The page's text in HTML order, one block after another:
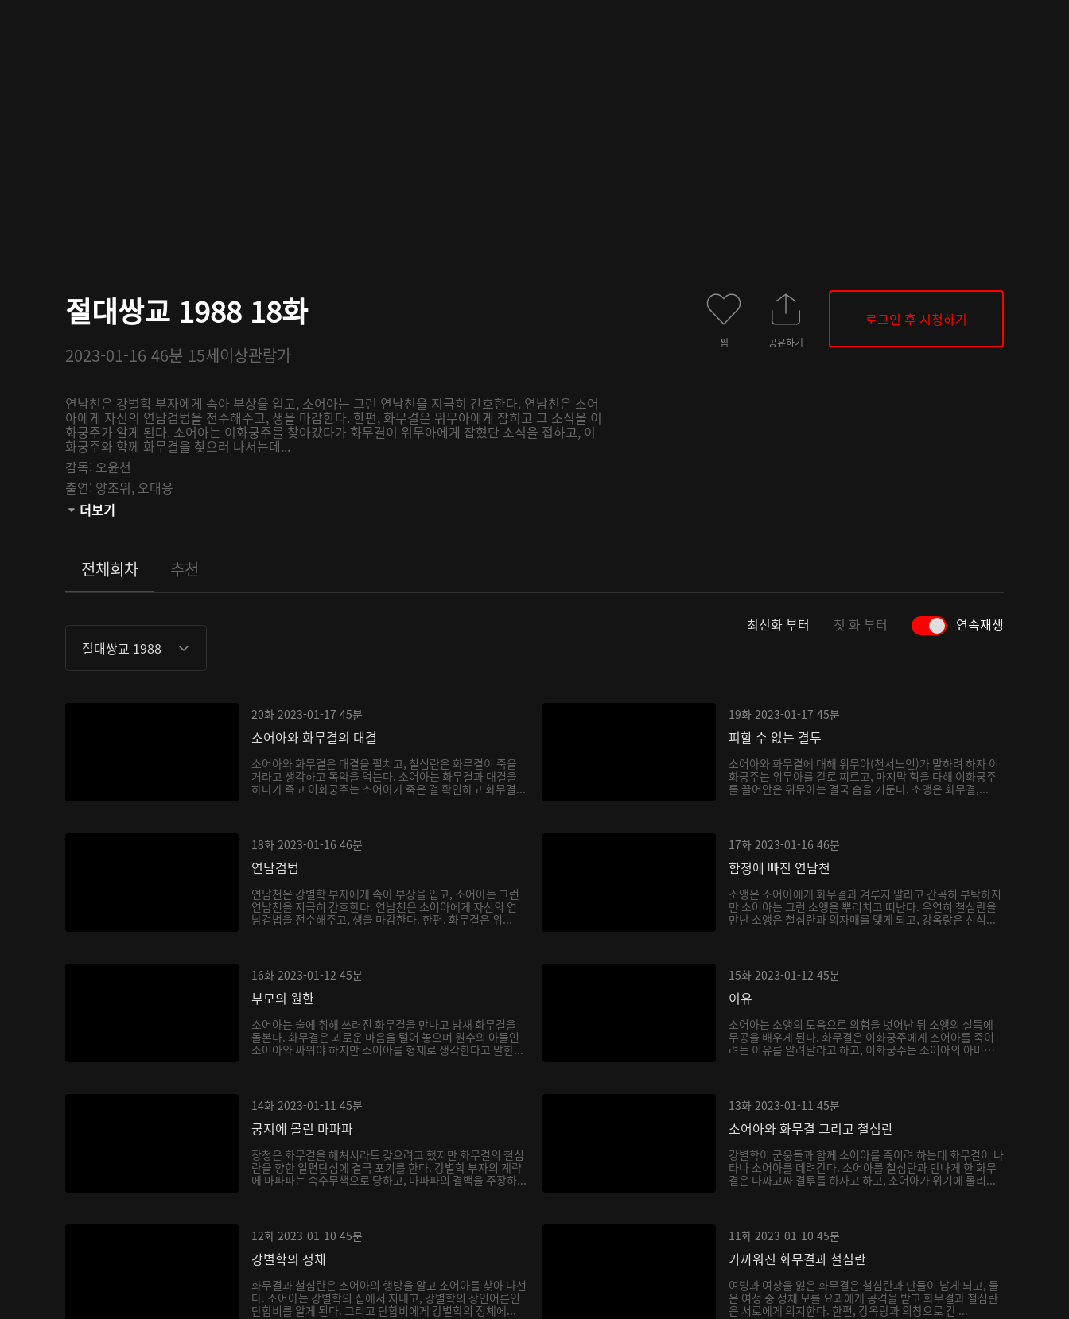
절대쌍교 1988 18화
2023-01-16 46분 15세이상관람가
연남천은 강별학 부자에게 속아 부상을 입고, 소어아는 그런 연남천을 지극히 간호한다. 연남천은 소어
아에게 자신의 연남검법을 전수해주고, 생을 마감한다. 한편, 화무결은 위무아에게 잡히고 그 소식을 이
화궁주가 알게 된다. 소어아는 이화궁주를 찾아갔다가 화무결이 위무아에게 잡혔단 소식을 접하고, 이
화궁주와 함께 화무결을 찾으러 나서는데...
감독: 오윤천
출연: 양조위, 오대융
관람등급:
더보기
찜 공유하기
로그인 후 시청하기
전체회차 추천
절대쌍교 1988
최신화 부터 첫 화 부터 연속재생
20화 2023-01-17 45분
소어아와 화무결의 대결
소어아와 화무결은 대결을 펼치고, 철심란은 화무결이 죽을
거라고 생각하고 독약을 먹는다. 소어아는 화무결과 대결을
하다가 죽고 이화궁주는 소어아가 죽은 걸 확인하고 화무결...
19화 2023-01-17 45분
피할 수 없는 결투
소어아와 화무결에 대해 위무아(천서노인)가 말하려 하자 이
화궁주는 위무아를 칼로 찌르고, 마지막 힘을 다해 이화궁주
를 끌어안은 위무아는 결국 숨을 거둔다. 소앵은 화무결,...
18화 2023-01-16 46분
연남검법
연남천은 강별학 부자에게 속아 부상을 입고, 소어아는 그런
연남천을 지극히 간호한다. 연남천은 소어아에게 자신의 연
남검법을 전수해주고, 생을 마감한다. 한편, 화무결은 위...
17화 2023-01-16 46분
함정에 빠진 연남천
소앵은 소어아에게 화무결과 겨루지 말라고 간곡히 부탁하지
만 소어아는 그런 소앵을 뿌리치고 떠난다. 우연히 철심란을
만난 소앵은 철심란과 의자매를 맺게 되고, 강옥랑은 신석...
16화 2023-01-12 45분
부모의 원한
소어아는 술에 취해 쓰러진 화무결을 만나고 밤새 화무결을
돌본다. 화무결은 괴로운 마음을 털어 놓으며 원수의 아들인
소어아와 싸워야 하지만 소어아를 형제로 생각한다고 말한...
15화 2023-01-12 45분
이유
소어아는 소앵의 도움으로 의험을 벗어난 뒤 소앵의 설득에
무공을 배우게 된다. 화무결은 이화궁주에게 소어아를 죽이
려는 이유를 알려달라고 하고, 이화궁주는 소어아의 아버지
14화 2023-01-11 45분
궁지에 몰린 마파파
장청은 화무결을 해쳐서라도 갖으려고 했지만 화무결의 철심
란을 향한 일편단심에 결국 포기를 한다. 강별학 부자의 계략
에 마파파는 속수무책으로 당하고, 마파파의 결백을 주장하...
13화 2023-01-11 45분
소어아와 화무결 그리고 철심란
강별학이 군웅들과 함께 소어아를 죽이려 하는데 화무결이 나
타나 소어아를 데려간다. 소어아를 철심란과 만나게 한 화무
결은 다짜고짜 결투를 하자고 하고, 소어아가 위기에 몰리...
12화 2023-01-10 45분
강별학의 정체
화무결과 철심란은 소어아의 행방을 알고 소어아를 찾아 나선
다. 소어아는 강별학의 집에서 지내고, 강별학의 장인어른인
단합비를 알게 된다. 그리고 단합비에게 강별학의 정체에...
11화 2023-01-10 45분
가까워진 화무결과 철심란
여빙과 여상을 잃은 화무결은 철심란과 단둘이 남게 되고, 둘
은 여정 중 정체 모를 요괴에게 공격을 받고 화무결과 철심란
은 서로에게 의지한다. 한편, 강옥랑과 의창으로 간 ...